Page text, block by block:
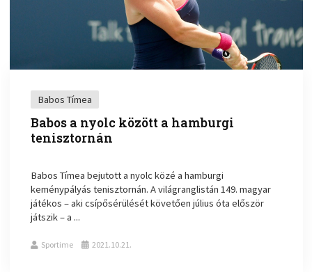
Babos Tímea
Babos a nyolc között a hamburgi
tenisztornán
Babos Tímea bejutott a nyolc közé a hamburgi
keménypályás tenisztornán. A világranglistán 149. magyar
játékos – aki csípősérülését követően július óta először
játszik – a ...
Sportime 2021.10.21.